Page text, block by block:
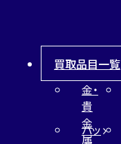
買取品目一覧
金・
貴
金
属
バッ